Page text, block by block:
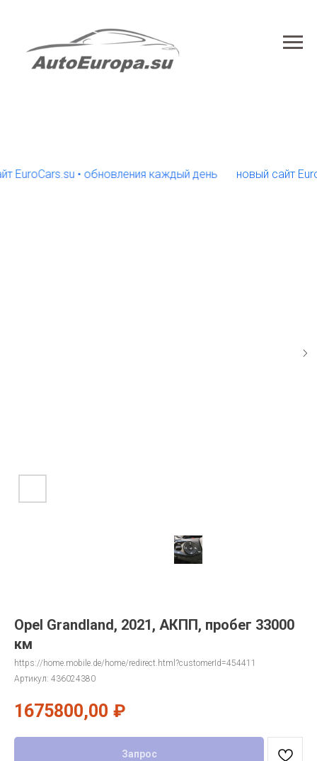
• обновления каждый день новый сайт
Opel Grandland, 2021, АКПП, пробег 33000
км
https://home.mobile.de/home/redirect.html?customerId=454411
Артикул: 436024380
1675800,00 ₽
Запрос